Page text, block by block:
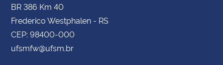
BR 386 Km 40
Frederico Westphalen - RS
CEP: 98400-000
ufsmfw@ufsm.br